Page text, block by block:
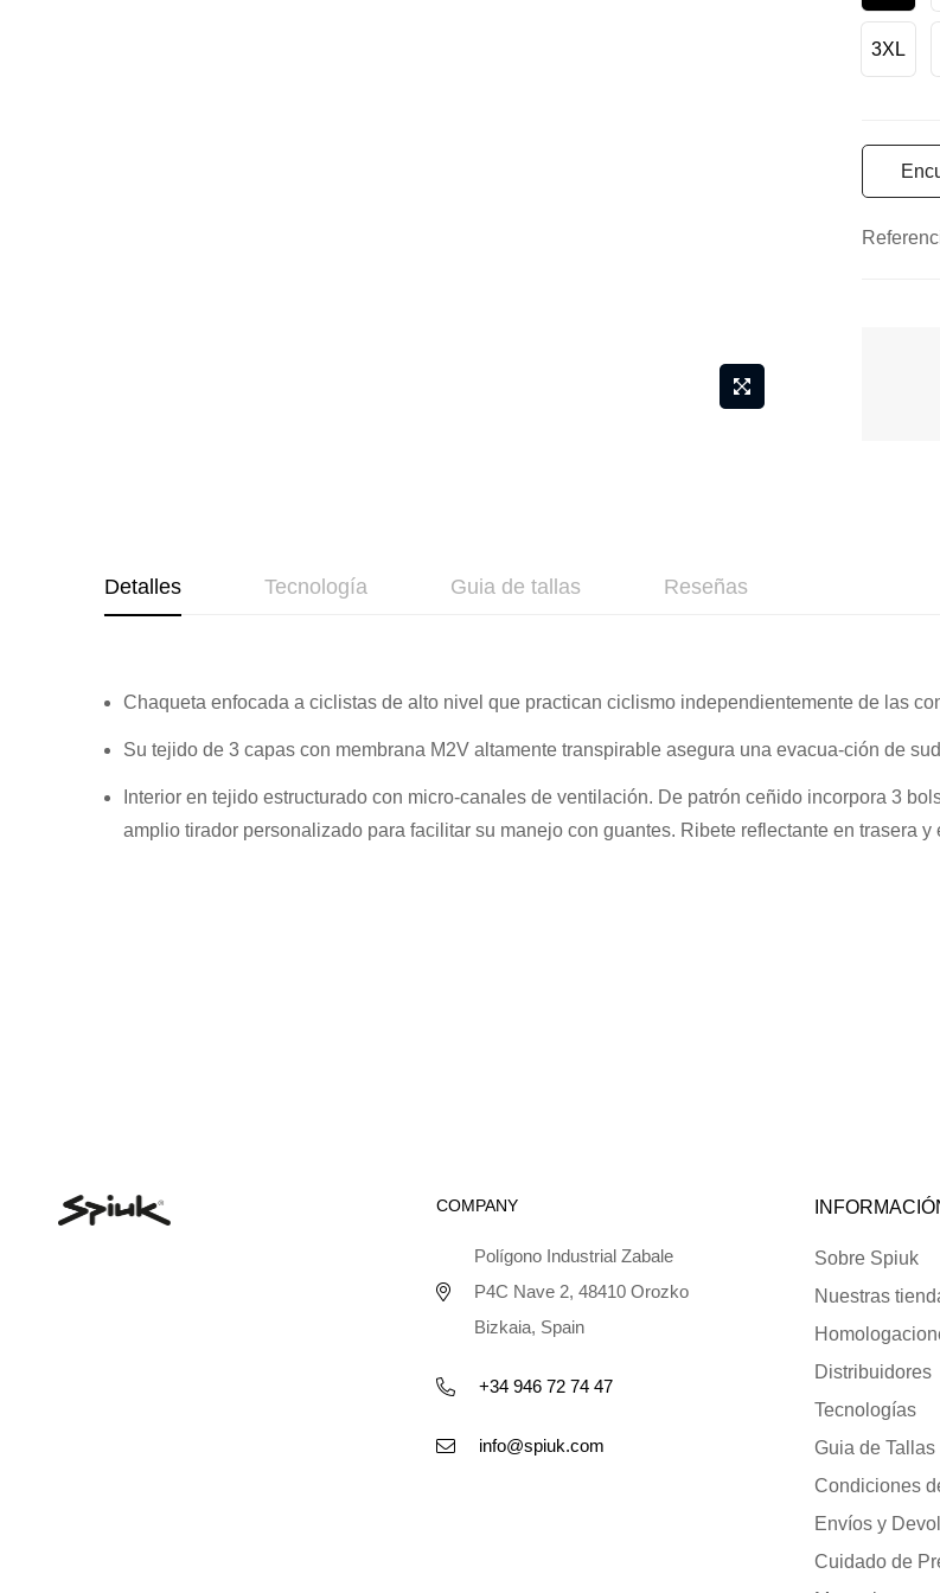
la
galería
3XL
Detalles
Chaqueta enfocada a ciclistas de alto nivel que practican ciclismo independientemente de las
Su tejido de 3 capas con membrana M2V altamente transpirable asegura una evacua-ción de
Interior en tejido estructurado con micro-canales de ventilación. De patrón ceñido incorpora 3
amplio tirador personalizado para facilitar su manejo con guantes. Ribete reflectante en trasera
Tecnología Guia de tallas Reseñas
COMPANY
Polígono Industrial Zabale
P4C Nave 2, 48410 Orozko
Bizkaia, Spain
+34 946 72 74 47
info@spiuk.com
Sobre Spiuk
Nuestras
Distribuidores
Tecnologías
Guia de Tallas
Condiciones
Envíos y
Cuidado de